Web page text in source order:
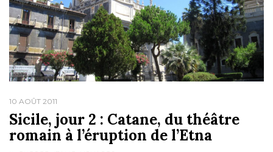
10 AOÛT 2011
Sicile, jour 2 : Catane, du théâtre
romain à l’éruption de l’Etna